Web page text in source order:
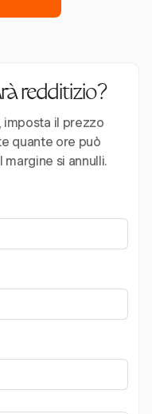
redditizio?
il prezzo
quante ore può
si annulli.